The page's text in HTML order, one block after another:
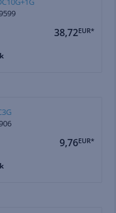
38,72EUR*
9,76EUR*